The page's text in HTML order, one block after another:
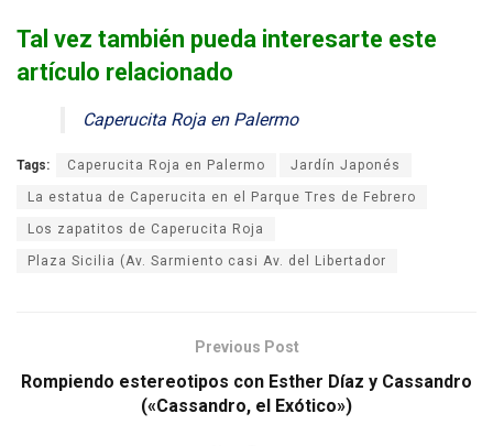
Tal vez también pueda interesarte este
artículo relacionado
Caperucita Roja en Palermo
Tags: Caperucita Roja en Palermo Jardín Japonés
La estatua de Caperucita en el Parque Tres de Febrero
Los zapatitos de Caperucita Roja
Plaza Sicilia (Av. Sarmiento casi Av. del Libertador
Previous Post
Rompiendo estereotipos con Esther Díaz y Cassandro
(«Cassandro, el Exótico»)